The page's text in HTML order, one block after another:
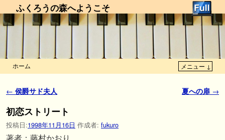
ふくろうの森へようこそ
ホーム メニュー ↓
投稿ナビゲーション
← 侯爵サド夫人 夏への扉 →
初恋ストリート
投稿日:1998年11月16日 作成者: fukuro
著者：藤村かおり